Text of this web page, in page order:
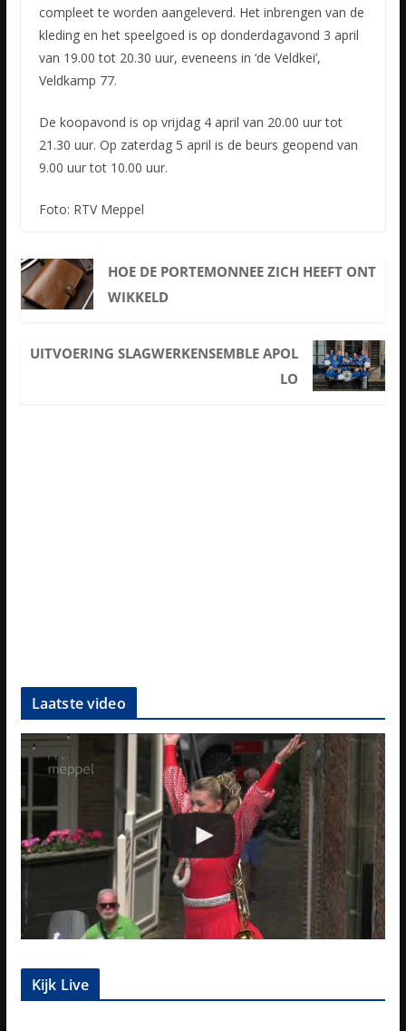
compleet te worden aangeleverd. Het inbrengen van de
kleding en het speelgoed is op donderdagavond 3 april
van 19.00 tot 20.30 uur, eveneens in ‘de Veldkei’,
Veldkamp 77.
De koopavond is op vrijdag 4 april van 20.00 uur tot
21.30 uur. Op zaterdag 5 april is de beurs geopend van
9.00 uur tot 10.00 uur.
Foto: RTV Meppel
HOE DE PORTEMONNEE ZICH HEEFT ONT
WIKKELD
UITVOERING SLAGWERKENSEMBLE APOL
LO
Laatste video
Kijk Live